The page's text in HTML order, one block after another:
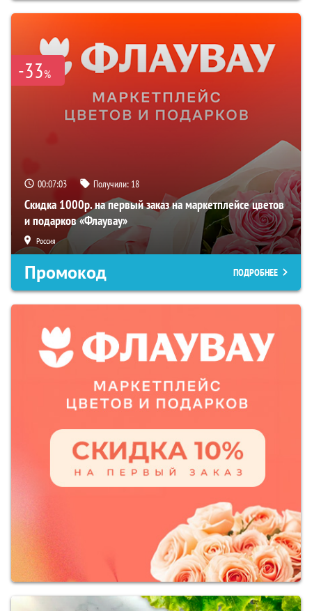
-33%
00:07:02 Получили: 18
Скидка 1000р. на первый заказ на маркетплейсе цветов
и подарков «Флаувау»
Россия
Промокод ПОДРОБНЕЕ